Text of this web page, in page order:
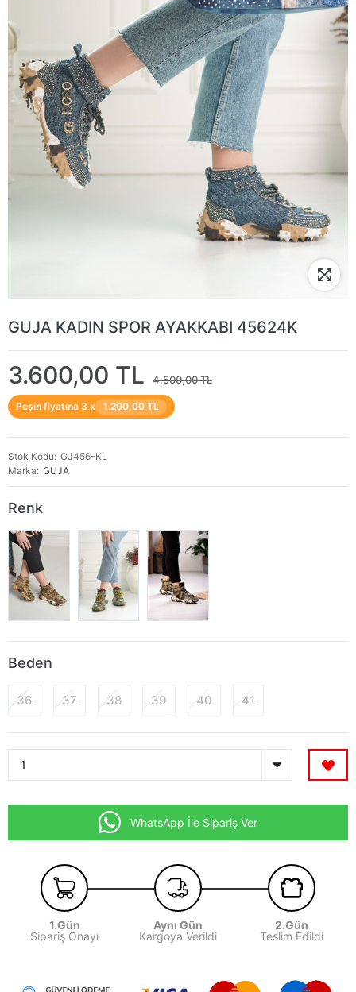
GUJA KADIN SPOR AYAKKABI 45624K
3.600,00 TL 4.500,00 TL
Peşin fiyatına 3 x 1.200,00 TL
Stok Kodu GJ456-KL
Marka GUJA
Renk
Beden
36 37 38 39 40 41
WhatsApp İle Sipariş Ver
1.Gün
Sipariş Onayı
Aynı Gün
Kargoya Verildi
2.Gün
Teslim Edildi